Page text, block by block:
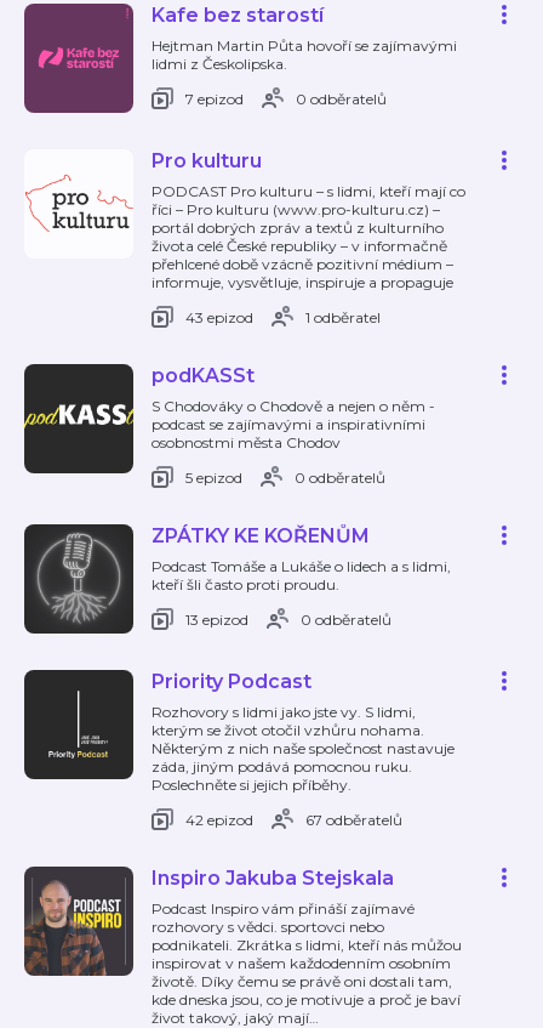
Kafe bez starostí
Hejtman Martin Půta hovoří se zajímavými
lidmi z Českolipska.
7 epizod
0 odběratelů
Pro kulturu
PODCAST Pro kulturu – s lidmi, kteří mají co
říci – Pro kulturu (www.pro-kulturu.cz) –
portál dobrých zpráv a textů z kulturního
života celé České republiky – v informačně
přehlcené době vzácně pozitivní médium –
informuje, vysvětluje, inspiruje a propaguje
43 epizod
1 odběratel
podKASSt
S Chodováky o Chodově a nejen o něm -
podcast se zajímavými a inspirativními
osobnostmi města Chodov
5 epizod
0 odběratelů
ZPÁTKY KE KOŘENŮM
Podcast Tomáše a Lukáše o lidech a s lidmi,
kteří šli často proti proudu.
13 epizod
0 odběratelů
Priority Podcast
Rozhovory s lidmi jako jste vy. S lidmi,
kterým se život otočil vzhůru nohama.
Některým z nich naše společnost nastavuje
záda, jiným podává pomocnou ruku.
Poslechněte si jejich příběhy.
42 epizod
67 odběratelů
Inspiro Jakuba Stejskala
Podcast Inspiro vám přináší zajímavé
rozhovory s vědci. sportovci nebo
podnikateli. Zkrátka s lidmi, kteří nás můžou
inspirovat v našem každodenním osobním
životě. Díky čemu se právě oni dostali tam,
kde dneska jsou, co je motivuje a proč je baví
život takový, jaký mají…